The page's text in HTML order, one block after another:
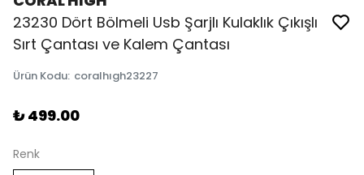
23230 Dört Bölmeli Usb Şarjlı Kulaklık Çıkışlı
Sırt Çantası ve Kalem Çantası
Ürün Kodu: coralhıgh23227
₺ 499.00
Renk